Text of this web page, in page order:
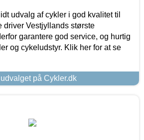
udvalg af cykler i god kvalitet til
driver Vestjyllands største
garantere god service, og hurtig
og cykeludstyr. Klik her for at se
på Cykler.dk